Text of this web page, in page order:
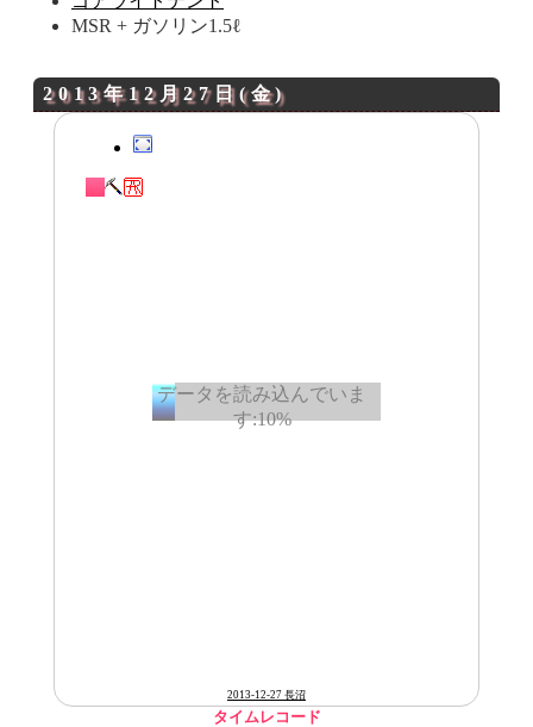
MSR + ガソリン1.5ℓ
2013年12月27日(金)
2013-12-27 長沼
タイムレコード